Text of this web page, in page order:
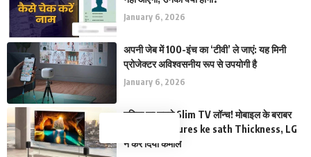
January 6, 2026
अपनी जेब में 100-इंच का ‘टीवी’ ले जाएं: यह मिनी
प्रोजेक्टर अविश्वसनीय रूप से उपयोगी है
January 6, 2026
दुनिया का सबसे Slim TV लॉन्च! मोबाइल के बराबर
जबरदस्त Features ke sath Thickness, LG
ने कर दिया कमाल